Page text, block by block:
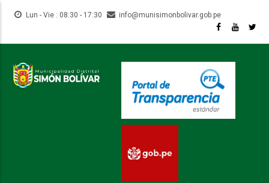
Pasar
contenido
Lun - Vie : 08:30 - 17:30 info@munisimonbolivar.gob.pe